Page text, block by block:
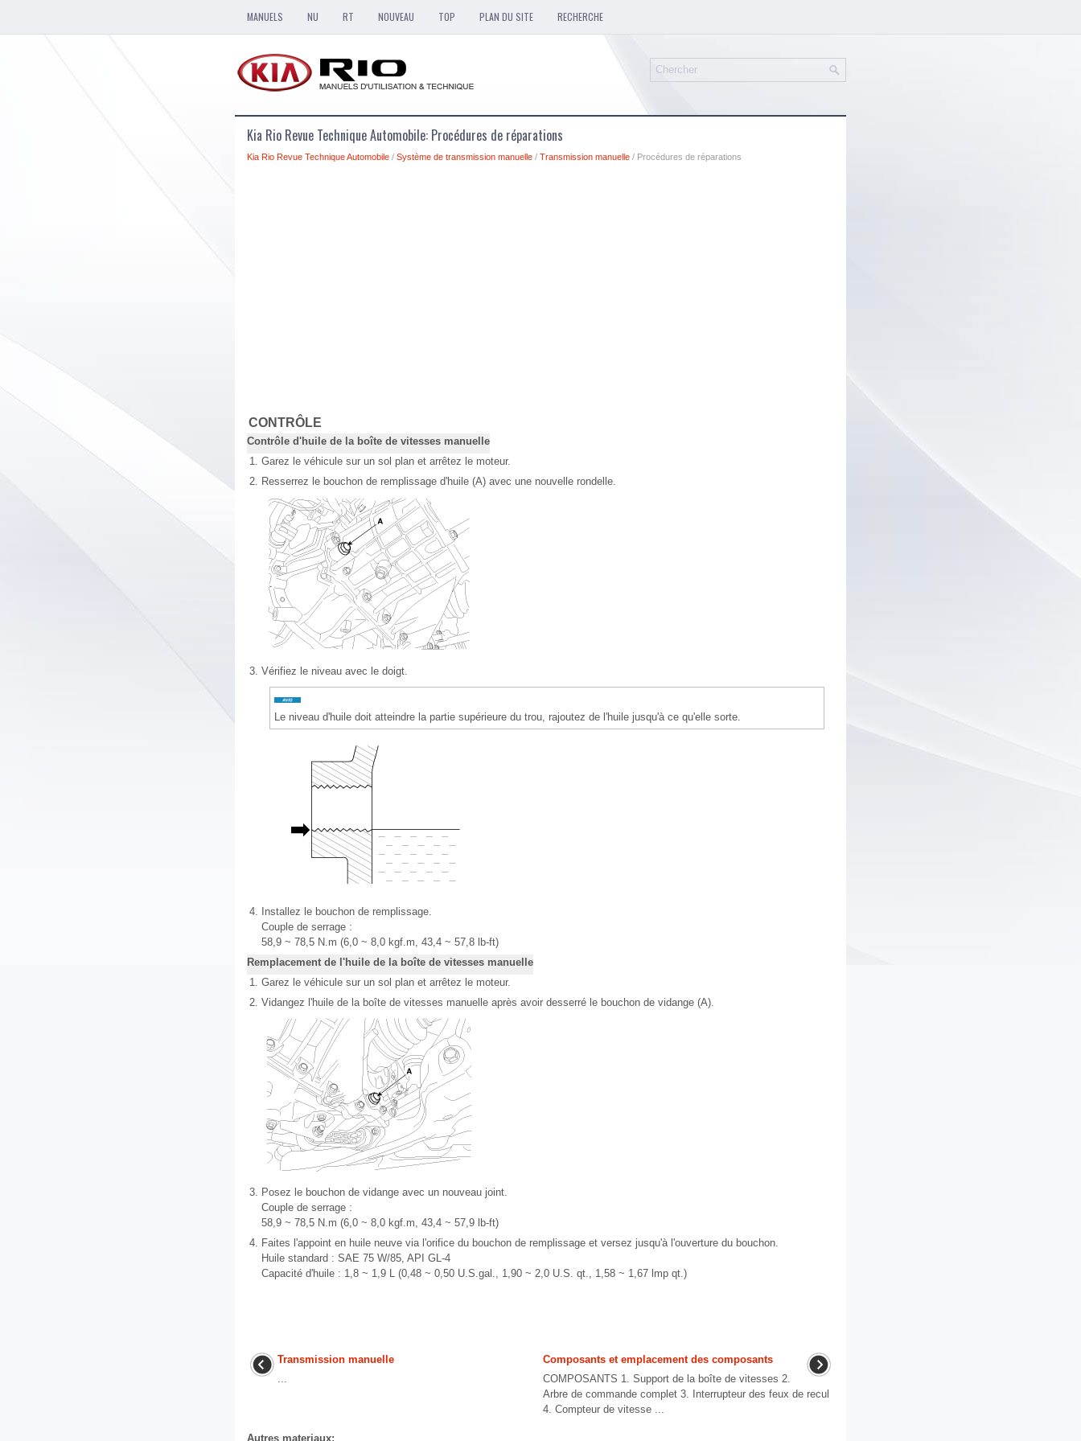
MANUELS NU RT NOUVEAU TOP PLAN DU SITE RECHERCHE
Kia Rio Revue Technique Automobile: Procédures de réparations
Kia Rio Revue Technique Automobile / Système de transmission manuelle / Transmission manuelle / Procédures de réparations
CONTRÔLE
Contrôle d'huile de la boîte de vitesses manuelle
1. Garez le véhicule sur un sol plan et arrêtez le moteur.
2. Resserrez le bouchon de remplissage d'huile (A) avec une nouvelle rondelle.
3. Vérifiez le niveau avec le doigt.
Le niveau d'huile doit atteindre la partie supérieure du trou, rajoutez de l'huile jusqu'à ce qu'elle sorte.
4.
Installez le bouchon de remplissage.
Couple de serrage :
58,9 ~ 78,5 N.m (6,0 ~ 8,0 kgf.m, 43,4 ~ 57,8 lb-ft)
Remplacement de l'huile de la boîte de vitesses manuelle
1. Garez le véhicule sur un sol plan et arrêtez le moteur.
2. Vidangez l'huile de la boîte de vitesses manuelle après avoir desserré le bouchon de vidange (A).
3. Posez le bouchon de vidange avec un nouveau joint.
Couple de serrage :
58,9 ~ 78,5 N.m (6,0 ~ 8,0 kgf.m, 43,4 ~ 57,9 lb-ft)
4. Faites l'appoint en huile neuve via l'orifice du bouchon de remplissage et versez jusqu'à l'ouverture du bouchon.
Huile standard : SAE 75 W/85, API GL-4
Capacité d'huile : 1,8 ~ 1,9 L (0,48 ~ 0,50 U.S.gal., 1,90 ~ 2,0 U.S. qt., 1,58 ~ 1,67 lmp qt.)
Transmission manuelle
...
Composants et emplacement des composants
COMPOSANTS 1. Support de la boîte de vitesses 2.
Arbre de commande complet 3. Interrupteur des feux de recul
4. Compteur de vitesse ...
Autres materiaux: